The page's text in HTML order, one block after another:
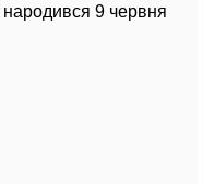
народився 9 червня